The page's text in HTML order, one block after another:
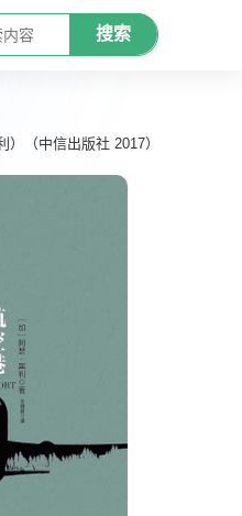
搜索
）（中信出版社 2017）